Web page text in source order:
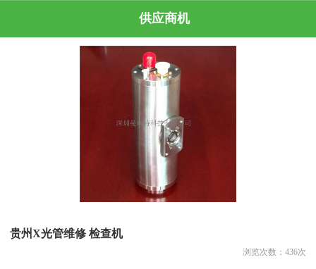
供应商机
贵州X光管维修 检查机
浏览次数： 436次